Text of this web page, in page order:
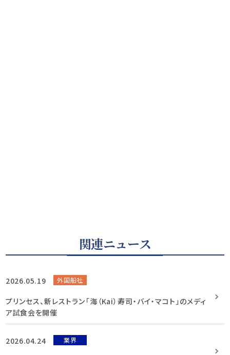
関連ニュース
2026.05.19 外国船社
プリンセス、新レストラン「海（Kai）寿司・バイ・マコト」のメディ
ア試食会を開催
2026.04.24 業界